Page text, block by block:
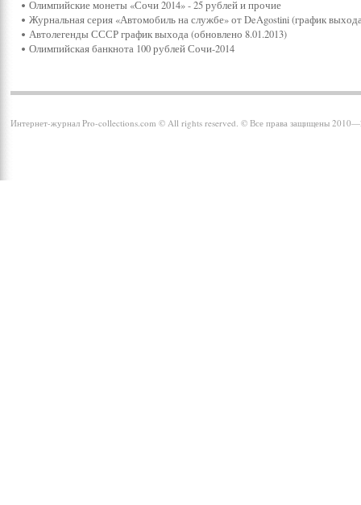
Олимпийские монеты «Сочи 2014» - 25 рублей и прочие
Журнальная серия «Автомобиль на службе» от DeAgostini (график
Автолегенды СССР график выхода (обновлено 8.01.2013)
Олимпийская банкнота 100 рублей Сочи-2014
Интернет-журнал Pro-collections.com © All rights reserved. © Все права защищены